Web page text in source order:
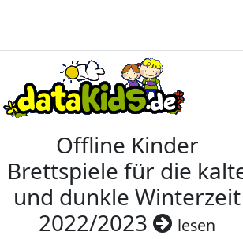
Offline Kinder
Brettspiele für die
und dunkle Winterzeit
2022/2023
lesen